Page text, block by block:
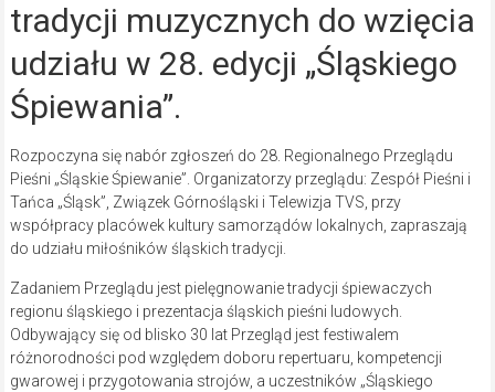
tradycji muzycznych do wzięcia
udziału w 28. edycji „Śląskiego
Śpiewania”.
Rozpoczyna się nabór zgłoszeń do 28. Regionalnego Przeglądu
Pieśni „Śląskie Śpiewanie”. Organizatorzy przeglądu: Zespół Pieśni i
Tańca „Śląsk”, Związek Górnośląski i Telewizja TVS, przy
współpracy placówek kultury samorządów lokalnych, zapraszają
do udziału miłośników śląskich tradycji.
Zadaniem Przeglądu jest pielęgnowanie tradycji śpiewaczych
regionu śląskiego i prezentacja śląskich pieśni ludowych.
Odbywający się od blisko 30 lat Przegląd jest festiwalem
różnorodności pod względem doboru repertuaru, kompetencji
gwarowej i przygotowania strojów, a uczestników „Śląskiego